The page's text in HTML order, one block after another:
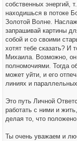
собственных энергий,
находишься в потоке
Золотой Волне.
запрашивай картины
собой и со своими
хотят тебе сказать? И
Михаила. Возможно,
полномочиями. Тогда
может уйти, и его
линиях и
Это путь Личной
работать с ними и
делая то, что
Ты очень уважаем и